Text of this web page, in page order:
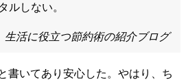
ルしない。
生活に役立つ節約術の紹介ブログ
書いてあり安心した。やはり、ち